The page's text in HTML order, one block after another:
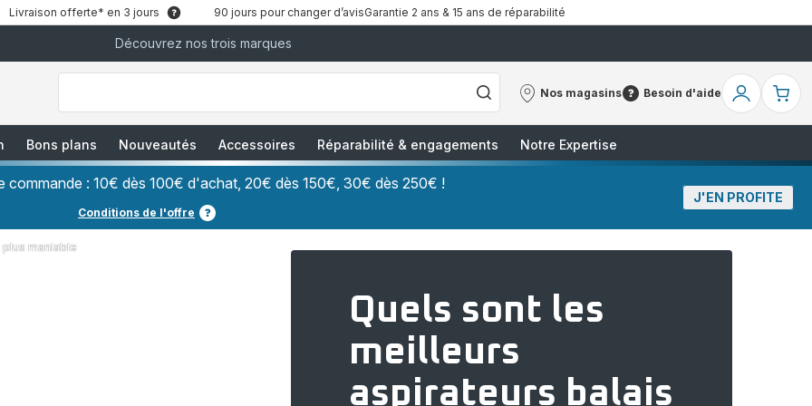
Livraison offerte* en 3 jours 90 jours pour changer d’avisGarantie 2 ans & 15 ans de réparabilité
Découvrez nos trois marques
["Que
recherchez-
Café
Grains","Centrales
Vapeurs","Sèche
Nos magasins
Nos
Besoin d'aide
Besoin
Mon
Bons plans Nouveautés Accessoires Réparabilité & engagements Notre Expertise
commande : 10€ dès 100€ d'achat, 20€ dès 150€, 30€ dès 250€ !
Conditions de l'offre
J'EN PROFITE
maniable
Quels sont les
meilleurs
aspirateurs balais